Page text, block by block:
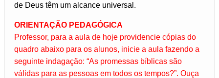
de Deus têm um alcance universal.
ORIENTAÇÃO PEDAGÓGICA
Professor, para a aula de hoje providencie cópias do
quadro abaixo para os alunos, inicie a aula fazendo a
seguinte indagação: “As promessas bíblicas são
válidas para as pessoas em todos os tempos?”. Ouça